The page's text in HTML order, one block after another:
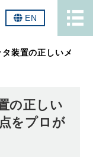
EN
タ装置の正しいメ
の正しい
をプロが